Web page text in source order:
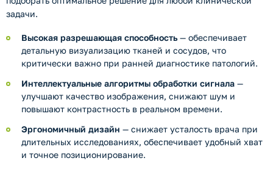
задачи.
Высокая разрешающая способность— обеспечивает
детальную визуализацию тканей и сосудов, что
критически важно при ранней диагностике патологий.
Интеллектуальные алгоритмы обработки сигнала —
улучшают качество изображения, снижают шум и
повышают контрастность в реальном времени.
Эргономичный дизайн — снижает усталость врача при
длительных исследованиях, обеспечивает удобный хват
и точное позиционирование.